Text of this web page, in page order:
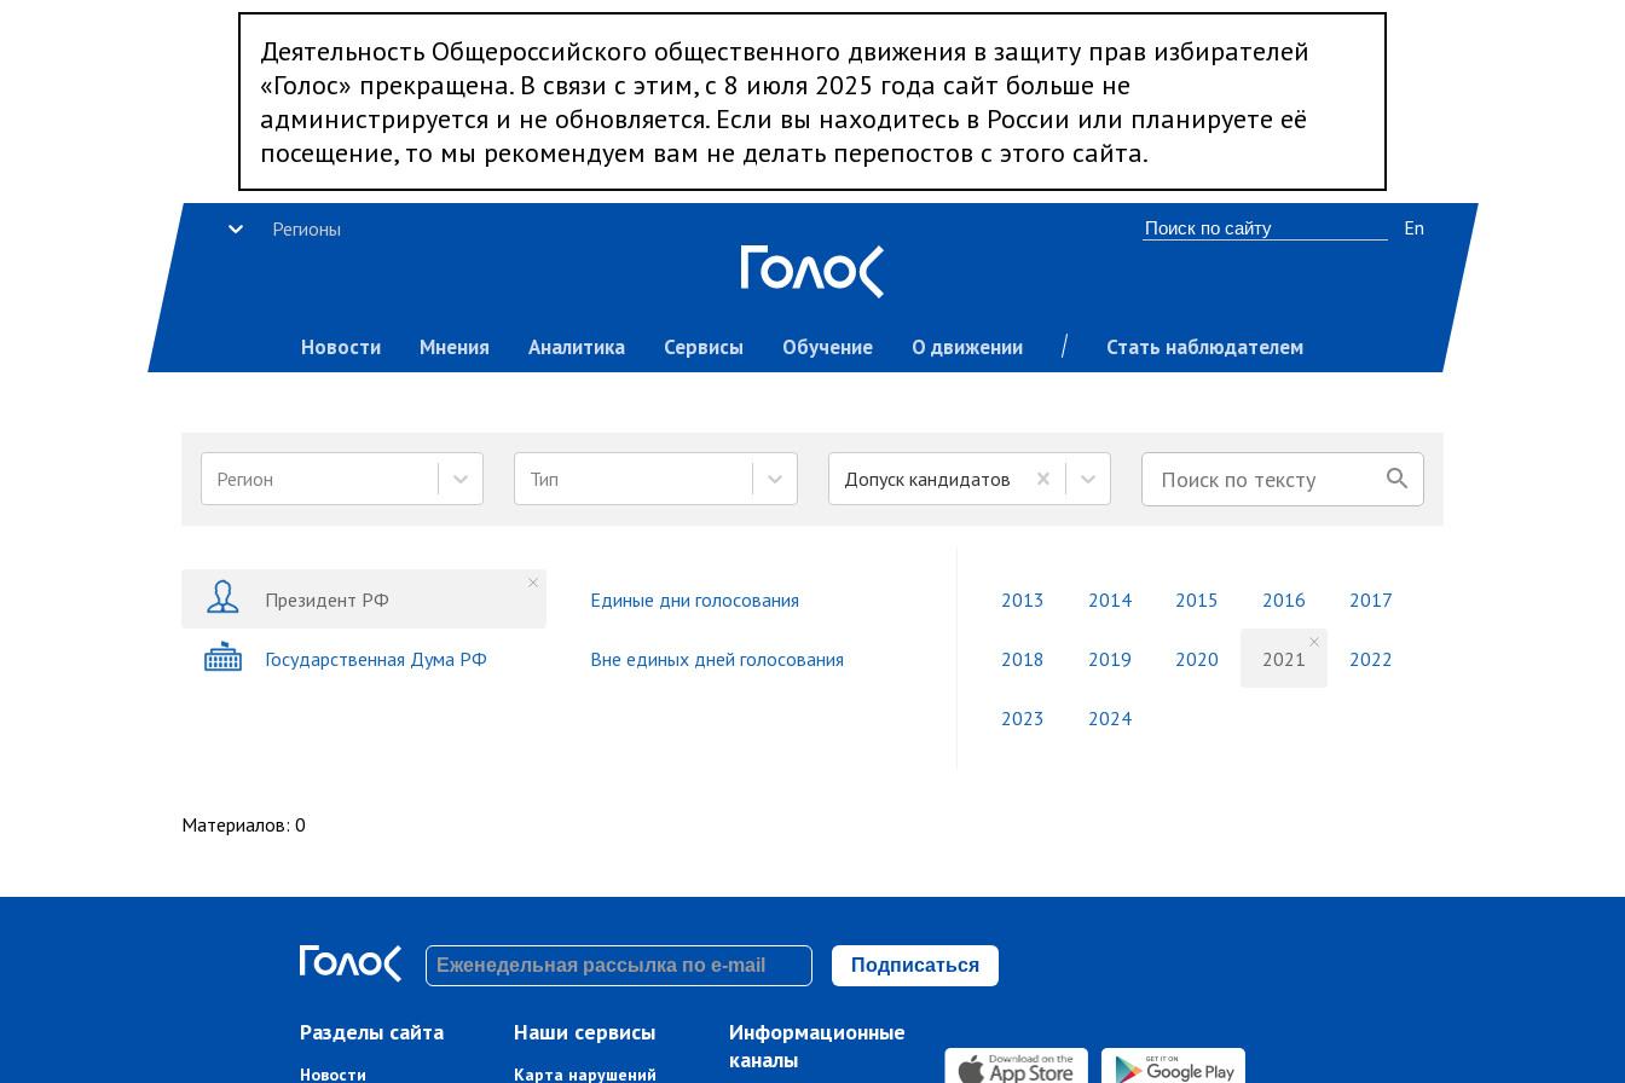
Деятельность Общероссийского общественного движения в защиту прав избирателей
«Голос» прекращена. В связи с этим, с 8 июля 2025 года сайт больше не
администрируется и не обновляется. Если вы находитесь в России или планируете её
посещение, то мы рекомендуем вам не делать перепостов с этого сайта.
Регионы
Новости Мнения Аналитика Сервисы Обучение О движении Стать наблюдателем
En
Регион Тип Допуск кандидатов
Президент РФ
Государственная Дума РФ
Единые дни голосования
Вне единых дней голосования
2013 2014 2015 2016 2017
2018 2019 2020 2021 2022
2023 2024
Материалов: 0
Подписаться
Разделы сайта
Новости
Наши сервисы
Карта нарушений
Информационные
каналы